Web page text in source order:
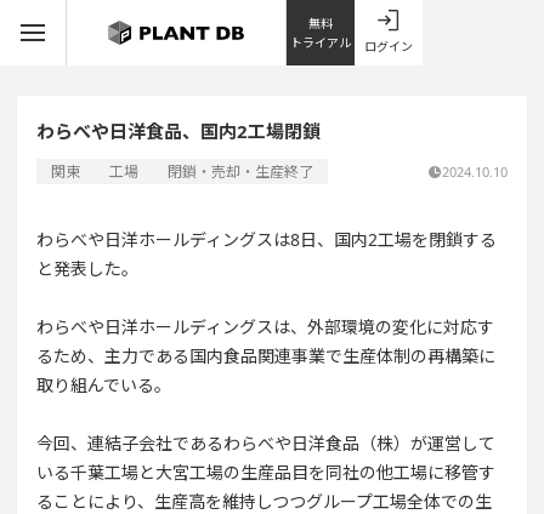
無料
トライアル
ログイン
わらべや日洋食品、国内2工場閉鎖
関東 工場 閉鎖・売却・生産終了 2024.10.10
わらべや日洋ホールディングスは8日、国内2工場を閉鎖する
と発表した。
わらべや日洋ホールディングスは、外部環境の変化に対応す
るため、主力である国内食品関連事業で生産体制の再構築に
取り組んでいる。
今回、連結子会社であるわらべや日洋食品（株）が運営して
いる千葉工場と大宮工場の生産品目を同社の他工場に移管す
ることにより、生産高を維持しつつグループ工場全体での生